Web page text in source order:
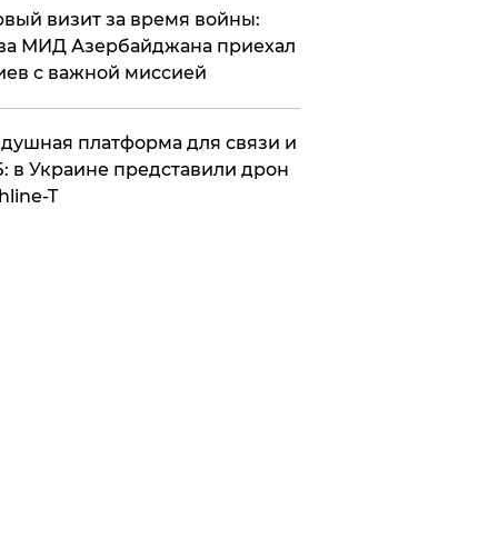
визит за время войны:
МИД Азербайджана приехал
с важной миссией
платформа для связи и
в Украине представили дрон
T